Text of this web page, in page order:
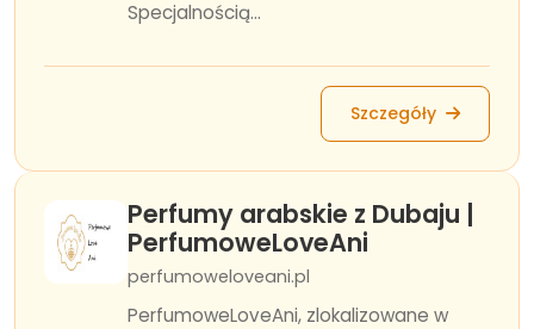
Specjalnością...
Szczegóły
Perfumy arabskie z Dubaju |
PerfumoweLoveAni
perfumoweloveani.pl
PerfumoweLoveAni, zlokalizowane w